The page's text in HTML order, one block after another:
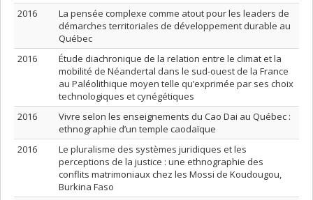
2016
La pensée complexe comme atout pour les leaders de
démarches territoriales de développement durable au
Québec
2016
Étude diachronique de la relation entre le climat et la
mobilité de Néandertal dans le sud-ouest de la France
au Paléolithique moyen telle qu’exprimée par ses choix
technologiques et cynégétiques
2016
Vivre selon les enseignements du Cao Dai au Québec :
ethnographie d’un temple caodaïque
2016
Le pluralisme des systèmes juridiques et les
perceptions de la justice : une ethnographie des
conflits matrimoniaux chez les Mossi de Koudougou,
Burkina Faso